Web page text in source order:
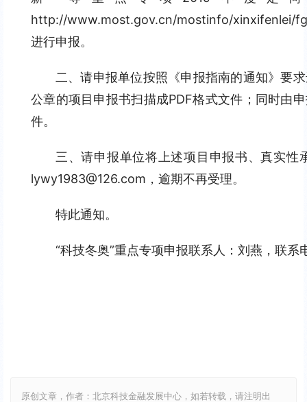
http://www.most.gov.cn/mostinfo/xinxifenlei/
进行申报。
二、请申报单位按照《申报指南的通知》要
公章的项目申报书扫描成PDF格式文件；同时由
件。
三、请申报单位将上述项目申报书、真实
lywy1983@126.com，逾期不再受理。
特此通知。
“科技冬奥”重点专项申报联系人：刘燕，联系
原创文章，作者：北京科技金融发展中心，如若转载，请注明出